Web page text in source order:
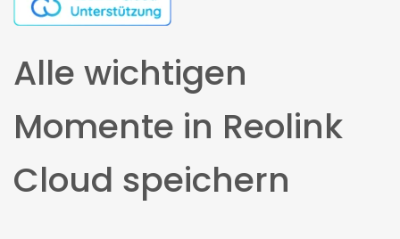
Alle wichtigen
Momente in Reolink
Cloud speichern